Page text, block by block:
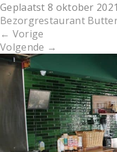
Geplaatst8 oktober 2021
Bezorgrestaurant
← Vorige
Volgende →